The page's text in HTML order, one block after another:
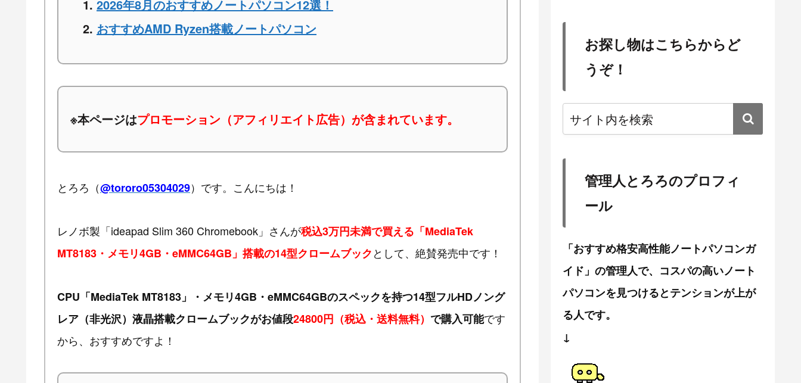
2026年8月のおすすめノートパソコン12選！
おすすめAMD Ryzen搭載ノートパソコン
※本ページはプロモーション（アフィリエイト広告）が含まれています。
とろろ（@tororo05304029）です。こんにちは！
レノボ製「ideapad Slim 360 Chromebook」さんが税込3万円未満で買える「MediaTek
MT8183・メモリ4GB・eMMC64GB」搭載の14型クロームブックとして、絶賛発売中です！
CPU「MediaTek MT8183」・メモリ4GB・eMMC64GBのスペックを持つ14型フルHDノング
レア（非光沢）液晶搭載クロームブックがお値段24800円（税込・送料無料） で購入可能です
から、おすすめですよ！
お探し物はこちらからど
うぞ！
管理人とろろのプロフィ
ール
「おすすめ格安高性能ノートパソコンガ
イド」の管理人で、コスパの高いノート
パソコンを見つけるとテンションが上が
る人です。
↓